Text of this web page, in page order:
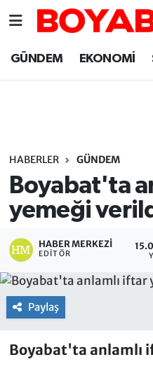
GÜNDEM EKONOMİ
HABERLER GÜNDEM
Boyabat'ta
yemeği
HABER MERKEZI
EDITÖR
Paylaş
Boyabat'ta anlamlı
Sinop Nöbetçi
Sinop Trafik
Süper Lig Puan
Haber Arşivi